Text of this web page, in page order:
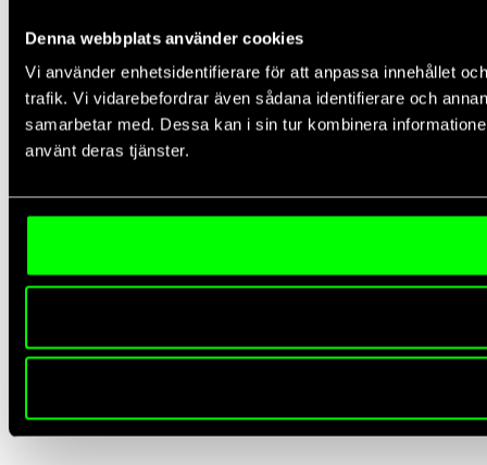
Denna webbplats använder cookies
Vi använder enhetsidentifierare för att anpassa innehållet
trafik. Vi vidarebefordrar även sådana identifierare och
samarbetar med. Dessa kan i sin tur kombinera
använt deras tjänster.
Telefon: (+46) 76 778 46 88
Vi samlarkrafteni din data, omvandlar komplexitet till
säkra affärsval